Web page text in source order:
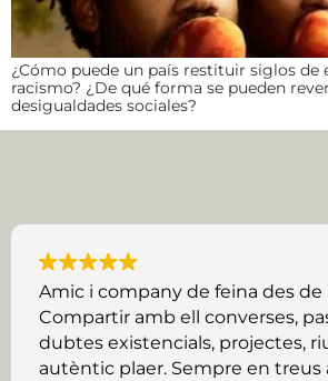
¿Cómo puede un país restituir siglos de
racismo? ¿De qué forma se pueden
desigualdades sociales?
Amic i company de feina des de
Compartir amb ell converses,
dubtes existencials, projectes,
autèntic plaer. Sempre en